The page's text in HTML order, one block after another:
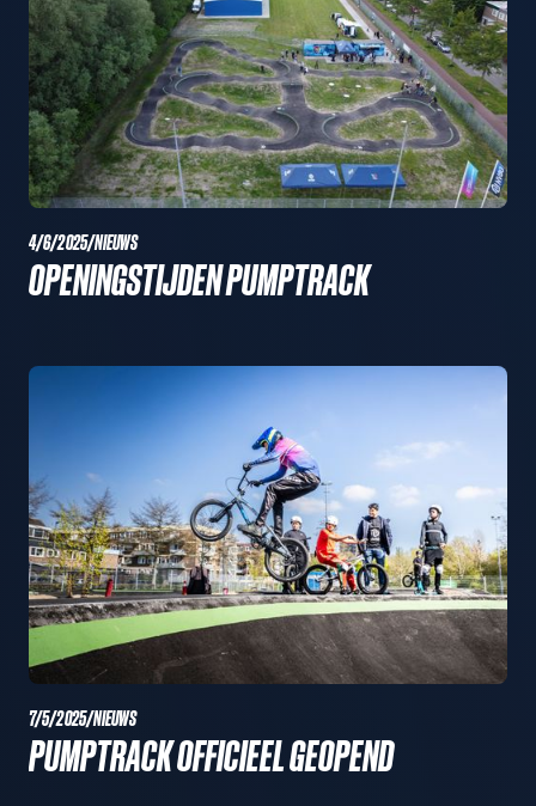
4/6/2025/NIEUWS
OPENINGSTIJDEN PUMPTRACK
7/5/2025/NIEUWS
PUMPTRACK OFFICIEEL GEOPEND